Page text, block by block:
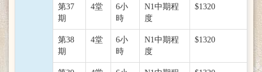
第37
期
4堂
6小
時
N1中期程
度
$1320
第38
期
4堂
6小
時
N1中期程
度
$1320